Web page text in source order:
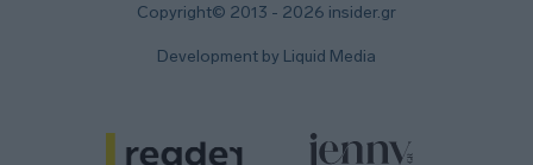
Copyright© 2013 - 2026 insider.gr
Development by Liquid Media